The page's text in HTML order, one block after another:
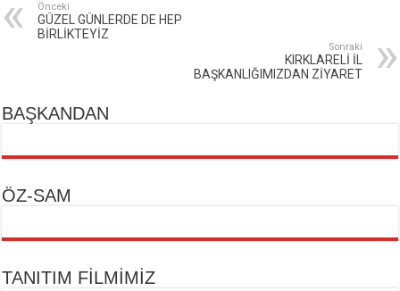
Önceki
GÜZEL GÜNLERDE DE HEP
BİRLİKTEYİZ
Sonraki
KIRKLARELİ İL
BAŞKANLIĞIMIZDAN ZİYARET
BAŞKANDAN
ÖZ-SAM
TANITIM FİLMİMİZ